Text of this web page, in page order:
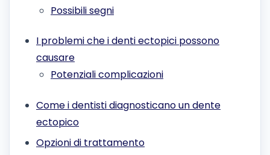
Possibili segni
I problemi che i denti ectopici possono
causare
Potenziali complicazioni
Come i dentisti diagnosticano un dente
ectopico
Opzioni di trattamento